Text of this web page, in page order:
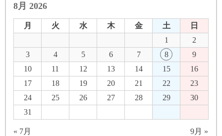
8月 2026
月 火 水 木 金 土
日
1
2
3
4 5 6 7 8
9
10
11 12 13 14 15
16
17
18 19 20 21 22
23
24
25 26 27 28 29
30
31
« 7月 9月 »